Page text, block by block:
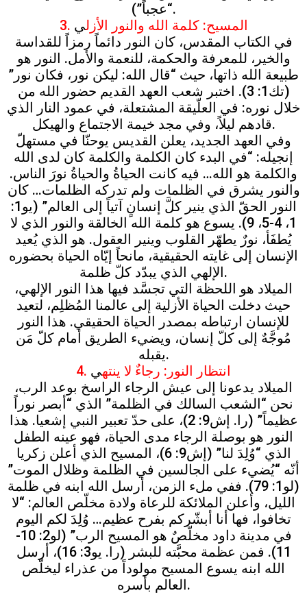
“عجباً”).
3. المسيح: كلمة الله والنور الأزلي
في الكتاب المقدس، كان النور دائماً رمزاً للقداسة
والخير، للمعرفة والحكمة، للنعمة والأمل. النور هو
طبيعة الله ذاتها، حيث “قال الله: ليكن نور، فكان نور”
(تك1: 3). اختبر شعب العهد القديم حضور الله من
خلال نوره: في العلّيقة المشتعلة، في عمود النار الذي
قادهم ليلاً، وفي مجد خيمة الاجتماع والهيكل.
وفي العهد الجديد، يعلن القديس يوحنّا في مستهلّ
إنجيله: “في البدء كان الكلمة والكلمة كان لدى الله
والكلمة هو الله… فيه كانت الحياةُ والحياةُ نورَ الناس.
والنور يشرق في الظلمات ولم تدركه الظلمات… كان
النور الحقّ الذي ينير كلَّ إنسانٍ آتياً إلى العالم” (يو1:
1، 4-5، 9). يسوع هو كلمة الله الخالقة والنور الذي لا
يُطفَأ، نورٌ يطهّر القلوب وينير العقول. هو الذي يُعيد
الإنسان إلى غايته الحقيقية، مانحاً إيّاه الحياة بحضوره
الإلهي الذي يبدّد كلّ ظلمة.
الميلاد هو اللحظة التي تجسَّد فيها هذا النور الإلهي،
حيث دخلت الحياة الأزلية إلى عالمنا المُظلِم، لتعيد
للإنسان ارتباطه بمصدر الحياة الحقيقي. هذا النور
مُوجَّهٌ إلى كلّ إنسان، ويضيء الطريق أمام كلّ مَن
يقبله.
4. انتظار النور: رجاءٌ لا ينتهي
الميلاد يدعونا إلى عيش الرجاء الراسخ بوعد الرب،
نحن “الشعب السالك في الظلمة” الذي “أبصر نوراً
عظيماً” (را. إش9: 2)، على حدّ تعبير النبي إشعيا. هذا
النور هو بوصلة الرجاء مدى الحياة، فهو عينه الطفل
الذي “وُلِدَ لنا” (إش9: 6)، المسيح الذي أعلن زكريا
أنّه “يُضيء على الجالسين في الظلمة وظلال الموت”
(لو1: 79). ففي ملء الزمن، أرسل الله ابنه في ظلمة
الليل، وأعلن الملائكة للرعاة ولادة مخلّص العالم: “لا
تخافوا، فها أنا أبشّركم بفرح عظيم… وُلِدَ لكم اليوم
في مدينة داود مخلّصٌ هو المسيح الرب” (لو2: 10-
11). فمن عظمة محبَّته للبشر (را. يو3: 16)، أرسل
الله ابنه يسوع المسيح مولوداً من عذراء ليخلّص
العالم بأسره.